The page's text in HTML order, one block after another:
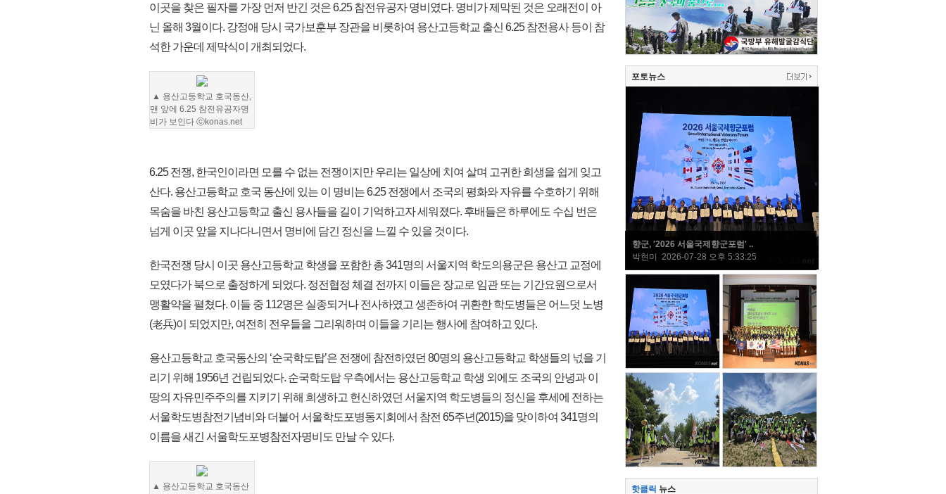
이곳을 찾은 필자를 가장 먼저 반긴 것은 6.25 참전유공자 명비였다. 명비가 제막된 것은 오래전이 아
닌 올해 3월이다. 강정애 당시 국가보훈부 장관을 비롯하여 용산고등학교 출신 6.25 참전용사 등이 참
석한 가운데 제막식이 개최되었다.
▲ 용산고등학교 호국동산,
맨 앞에 6.25 참전유공자명
비가 보인다 ⓒkonas.net
6.25 전쟁, 한국인이라면 모를 수 없는 전쟁이지만 우리는 일상에 치여 살며 고귀한 희생을 쉽게 잊고
산다. 용산고등학교 호국 동산에 있는 이 명비는 6.25 전쟁에서 조국의 평화와 자유를 수호하기 위해
목숨을 바친 용산고등학교 출신 용사들을 길이 기억하고자 세워졌다. 후배들은 하루에도 수십 번은
넘게 이곳 앞을 지나다니면서 명비에 담긴 정신을 느낄 수 있을 것이다.
한국전쟁 당시 이곳 용산고등학교 학생을 포함한 총 341명의 서울지역 학도의용군은 용산고 교정에
모였다가 북으로 출정하게 되었다. 정전협정 체결 전까지 이들은 장교로 임관 또는 기간요원으로서
맹활약을 펼쳤다. 이들 중 112명은 실종되거나 전사하였고 생존하여 귀환한 학도병들은 어느덧 노병
(老兵)이 되었지만, 여전히 전우들을 그리워하며 이들을 기리는 행사에 참여하고 있다.
용산고등학교 호국동산의 ‘순국학도탑’은 전쟁에 참전하였던 80명의 용산고등학교 학생들의 넋을 기
리기 위해 1956년 건립되었다. 순국학도탑 우측에서는 용산고등학교 학생 외에도 조국의 안녕과 이
땅의 자유민주주의를 지키기 위해 희생하고 헌신하였던 서울지역 학도병들의 정신을 후세에 전하는
서울학도병참전기념비와 더불어 서울학도포병동지회에서 참전 65주년(2015)을 맞이하여 341명의
이름을 새긴 서울학도포병참전자명비도 만날 수 있다.
▲ 용산고등학교 호국동산
포토뉴스
향군, '2026 서울국제향군포럼' ..
박현미 2026-07-28 오후 5:33:25
핫클릭 뉴스